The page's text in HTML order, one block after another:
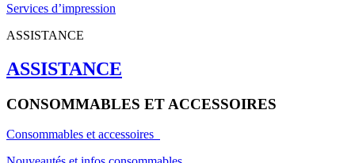
Services d’impression
ASSISTANCE
ASSISTANCE
CONSOMMABLES ET ACCESSOIRES
Consommables et accessoires